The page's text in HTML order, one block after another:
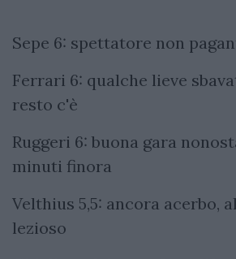
Sepe 6: spettatore non
Ferrari 6: qualche lieve
resto c'è
Ruggeri 6: buona gara
minuti finora
Velthius 5,5: ancora acerbo,
lezioso